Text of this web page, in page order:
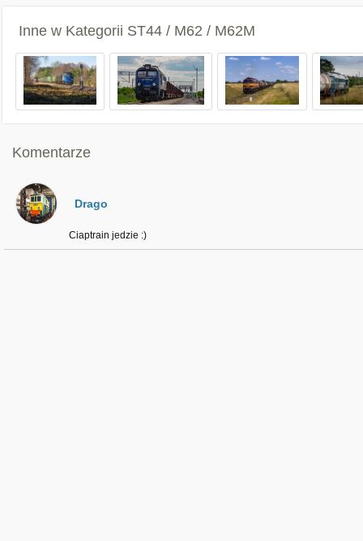
Inne w Kategorii ST44 / M62 / M62M
Komentarze
Drago
Ciaptrain jedzie :)